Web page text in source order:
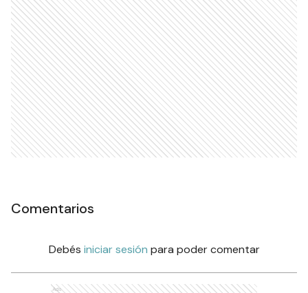
Comentarios
Debés iniciar sesión para poder comentar
Ads